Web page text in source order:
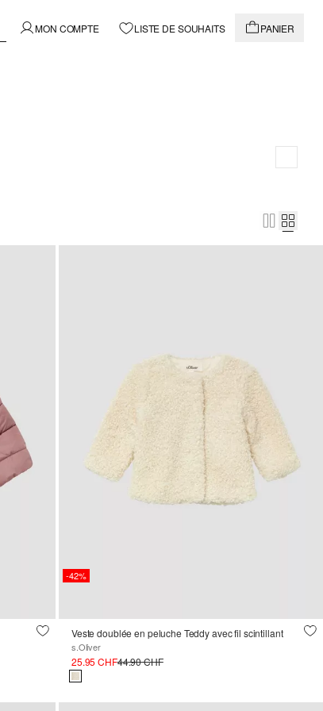
MON COMPTE LISTE DE SOUHAITS PANIER
-42%
Veste doublée en peluche Teddy avec fil scintillant
s.Oliver
25.95 CHF44.90 CHF